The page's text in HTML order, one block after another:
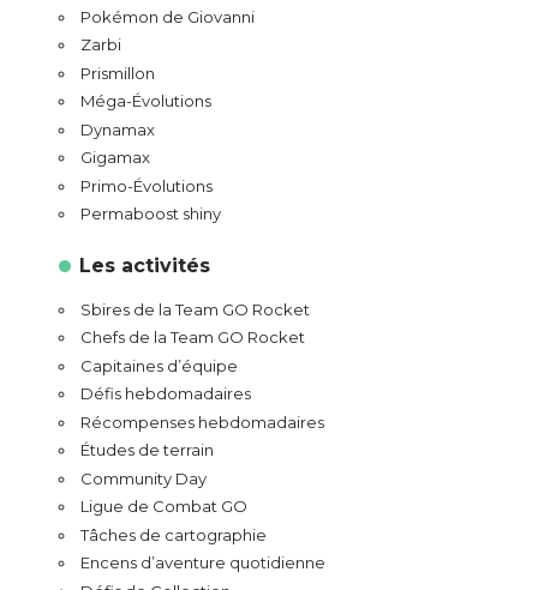
Pokémon de Giovanni
Zarbi
Prismillon
Méga-Évolutions
Dynamax
Gigamax
Primo-Évolutions
Permaboost shiny
Les activités
Sbires de la Team GO Rocket
Chefs de la Team GO Rocket
Capitaines d’équipe
Défis hebdomadaires
Récompenses hebdomadaires
Études de terrain
Community Day
Ligue de Combat GO
Tâches de cartographie
Encens d’aventure quotidienne